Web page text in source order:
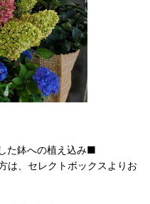
た鉢への植え込み■
は、セレクトボックスよりお